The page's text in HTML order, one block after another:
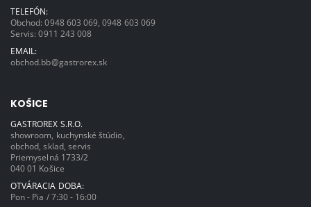
TELEFÓN:
Obchod:0948 603 069 ,0948 603 069
Servis:0911 243 008
EMAIL:
obchod.bb@gastrorex.sk
KOŠICE
GASTROREX S.R.O.
showroom, kuchynské štúdio,
obchod, sklad, servis
Priemyselná 1733/2
040 01 Košice
OTVÁRACIA DOBA:
Pon - Pia / 7:30 - 16:00